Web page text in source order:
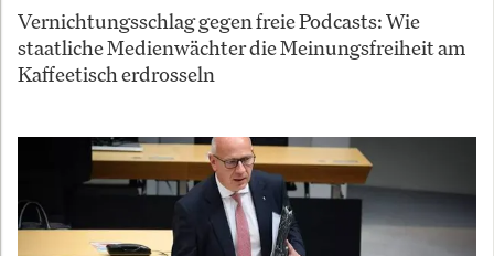
Vernichtungsschlag gegen freie Podcasts: Wie
staatliche Medienwächter die Meinungsfreiheit am
Kaffeetisch erdrosseln